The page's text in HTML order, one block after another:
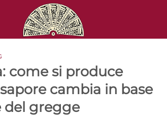
come si produce
cambia in base
del gregge